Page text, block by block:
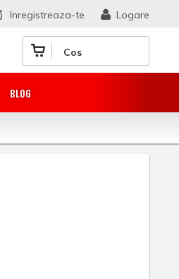
Cos
BLOG
Logare
Inregistreaza-te